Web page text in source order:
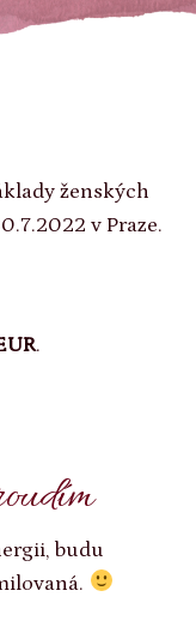
ženských
v Praze.
.
budu